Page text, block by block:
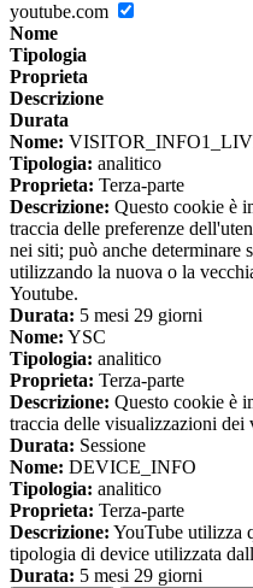
youtube.com
Nome
Tipologia
Proprieta
Descrizione
Durata
Nome:
Tipologia: analitico
Proprieta: Terza-parte
Descrizione: Questo cookie è
traccia delle preferenze
nei siti; può anche determinare
utilizzando la nuova o la
Youtube.
Durata: 5 mesi 29 giorni
Nome: YSC
Tipologia: analitico
Proprieta: Terza-parte
Descrizione: Questo cookie è
traccia delle visualizzazioni dei
Durata: Sessione
Nome: DEVICE_INFO
Tipologia: analitico
Proprieta: Terza-parte
Descrizione: YouTube utilizza
tipologia di device utilizzata
Durata: 5 mesi 29 giorni